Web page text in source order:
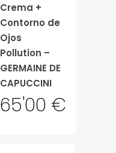
Crema +
Contorno de
Ojos
Pollution –
GERMAINE DE
CAPUCCINI
65'00 €